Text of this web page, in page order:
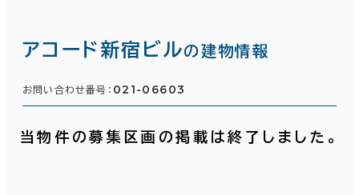
アコード新宿ビルの建物情報
お問い合わせ番号： 021-06603
当物件の募集区画の掲載は終了しました。